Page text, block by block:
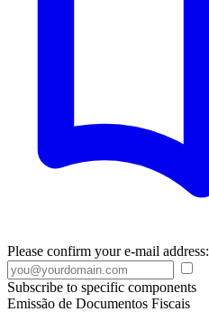
Please confirm your e-mail address:
Subscribe to specific components
Emissão de Documentos Fiscais